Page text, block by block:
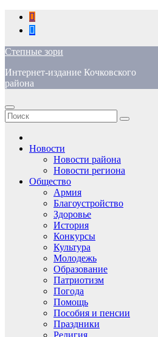
Перейти
содержимому
Степные зори
Интернет-издание Кочковского
района
Новости
Новости района
Новости региона
Общество
Армия
Благоустройство
Здоровье
История
Конкурсы
Культура
Молодежь
Образование
Патриотизм
Погода
Помощь
Пособия и пенсии
Праздники
Религия